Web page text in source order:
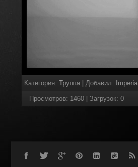
Категория: Труппа| Добавил: Imperia
Просмотров: 1460| Загрузок: 0